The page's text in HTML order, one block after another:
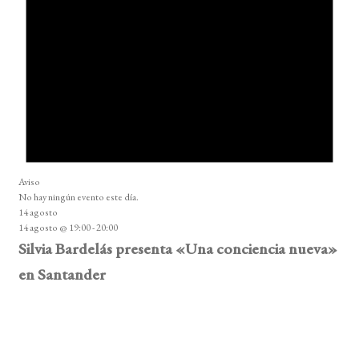
Aviso
No hay ningún evento este día.
14 agosto
14 agosto @ 19:00-20:00
Silvia Bardelás presenta «Una conciencia nueva»
en Santander